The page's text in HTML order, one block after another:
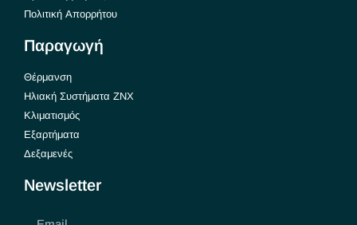
Πολιτική Απορρήτου
Παραγωγή
Θέρμανση
Ηλιακή Συστήματα ΖΝΧ
Κλιματισμός
Εξαρτήματα
Δεξαμενές
Newsletter